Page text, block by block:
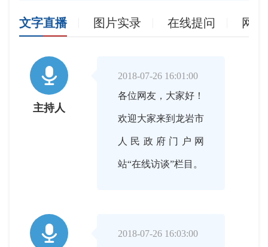
文字直播 图片实录 在线提问 网

主持人
2018-07-26 16:01:00
各位网友，大家好！
欢迎大家来到龙岩市
人民政府门户网
站“在线访谈”栏目。

2018-07-26 16:03:00